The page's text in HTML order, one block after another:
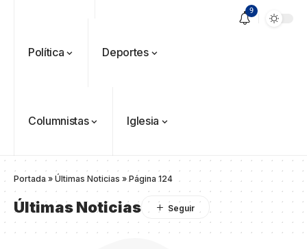
Política Deportes
Columnistas Iglesia
9
Portada» Últimas Noticias »Página 124
Últimas Noticias